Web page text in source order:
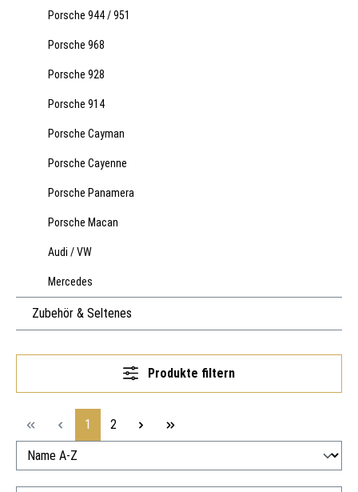
Porsche 944 / 951
Porsche 968
Porsche 928
Porsche 914
Porsche Cayman
Porsche Cayenne
Porsche Panamera
Porsche Macan
Audi / VW
Mercedes
Zubehör & Seltenes
Produkte filtern
Seite
1 Seite
2